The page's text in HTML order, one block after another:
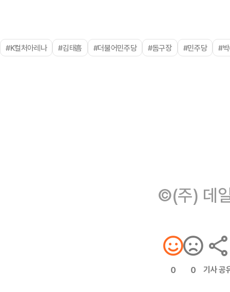
#K컬처아레나 #김태흠 #더불어민주당 #돔구장 #민주당 #
©(주) 데
0 0 기사 공